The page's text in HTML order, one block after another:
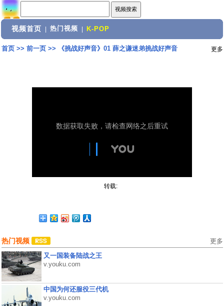
视频首页 热门视频 K-POP
首页>> 前一页>> 《挑战好声音》01 薛之谦迷弟挑战好声音 更多
转载:
热门视频 更多
又一国装备陆战之王
v.youku.com
中国为何还服役三代机
v.youku.com